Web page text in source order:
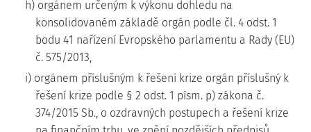
h) orgánem určeným k výkonu dohledu na
konsolidovaném základě orgán podle čl. 4 odst. 1
bodu 41 nařízení Evropského parlamentu a Rady (EU)
č. 575/2013,
i) orgánem příslušným k řešení krize orgán příslušný k
řešení krize podle § 2 odst. 1 písm. p) zákona č.
374/2015 Sb., o ozdravných postupech a řešení krize